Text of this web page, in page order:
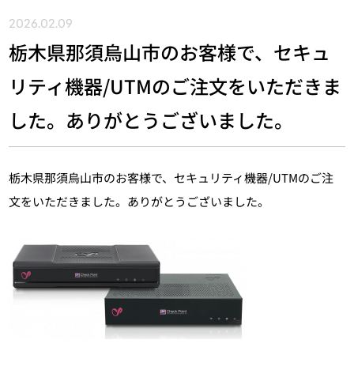
2026.02.09
栃木県那須烏山市のお客様で、セキュ
リティ機器/UTMのご注文をいただきま
した。ありがとうございました。
栃木県那須烏山市のお客様で、セキュリティ機器/UTMのご注
文をいただきました。ありがとうございました。